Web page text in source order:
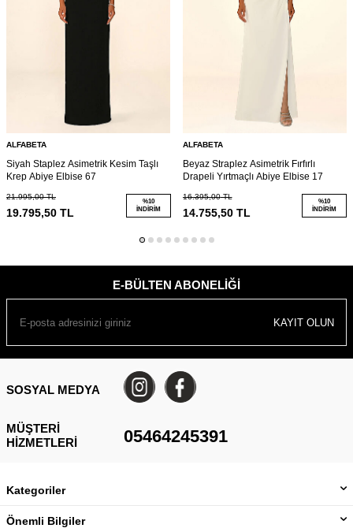
ALFABETA
Siyah Staplez Asimetrik Kesim Taşlı
Krep Abiye Elbise 67
21.995,00TL
19.795,50 TL
%10
İNDIRIM
ALFABETA
Beyaz Straplez Asimetrik Fırfırlı
Drapeli Yırtmaçlı Abiye Elbise 17
16.395,00TL
14.755,50TL
%10
İNDIRIM
E-BÜLTEN ABONELIĞI
KAYIT OLUN
SOSYAL MEDYA
MÜŞTERI
HIZMETLERI
05464245391
Kategoriler
Önemli Bilgiler